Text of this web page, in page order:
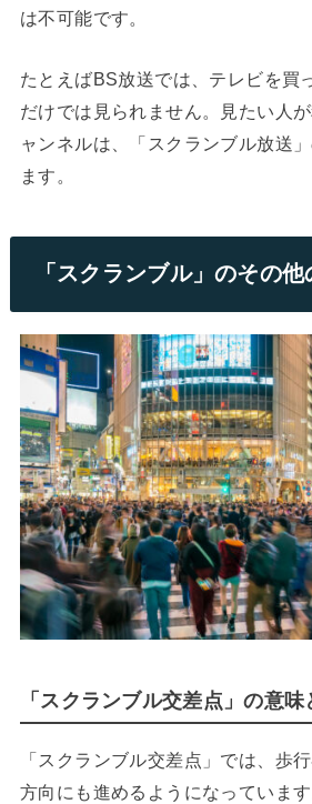
は不可能です。
たとえばBS放送では、テレビを買
だけでは見られません。見たい人
ャンネルは、「スクランブル放送
ます。
「スクランブル」のその他
「スクランブル交差点」の意
「スクランブル交差点」では、歩
方向にも進めるようになっていま